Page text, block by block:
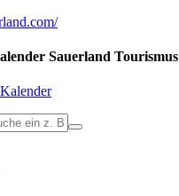
Sauerland Tourismus